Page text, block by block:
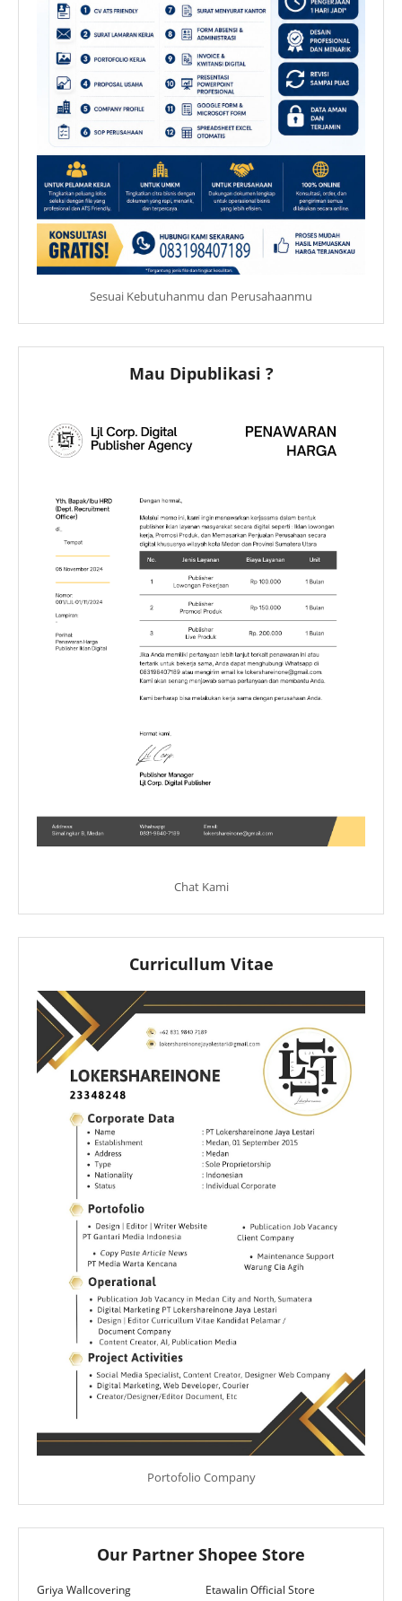
Sesuai Kebutuhanmu dan Perusahaanmu
Mau Dipublikasi ?
Chat Kami
Curricullum Vitae
Portofolio Company
Our Partner Shopee Store
Griya Wallcovering Etawalin Official Store